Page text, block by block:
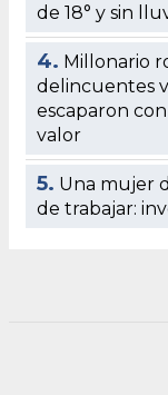
de 18° y sin
4. Millonario
delincuentes
escaparon
valor
5. Una mujer
de trabajar: